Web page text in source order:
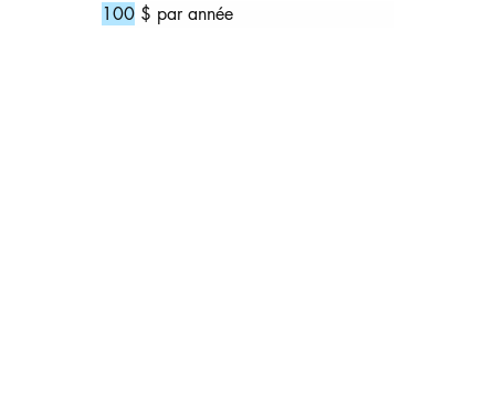
100 $ par année